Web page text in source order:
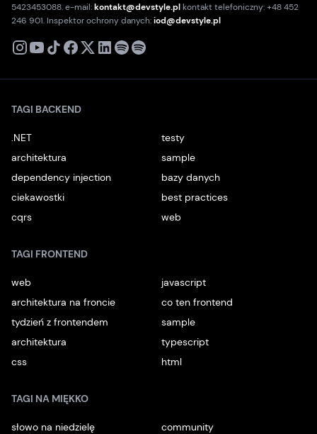
5423453088. e-mail:kontakt@devstyle.plkontakt telefoniczny: +48 452
246 901. Inspektor ochrony danych:iod@devstyle.pl
X
TAGI BACKEND
.NET
testy
architektura
sample
dependency injection
bazy danych
ciekawostki
best practices
cqrs
web
TAGI FRONTEND
web
javascript
architektura na froncie
co ten frontend
tydzień z frontendem
sample
architektura
typescript
css
html
TAGI NA MIĘKKO
słowo na niedzielę
community